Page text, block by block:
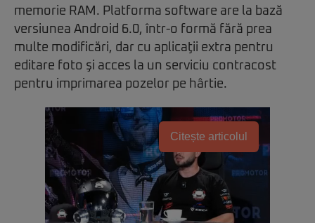
memorie RAM. Platforma software are la bază
versiunea Android 6.0, într-o formă fără prea
multe modificări, dar cu aplicaţii extra pentru
editare foto şi acces la un serviciu contracost
pentru imprimarea pozelor pe hârtie.
Citește articolul